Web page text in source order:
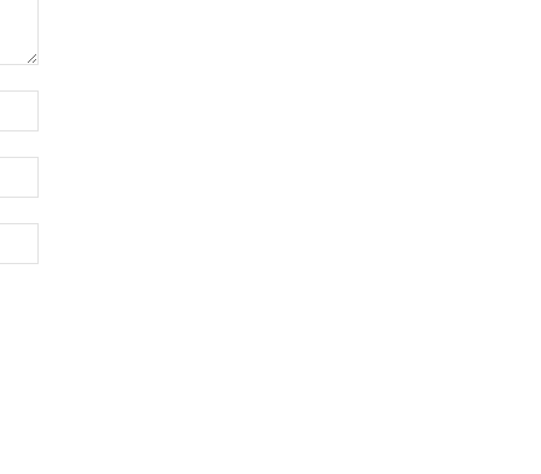
почта:*
Сайт: